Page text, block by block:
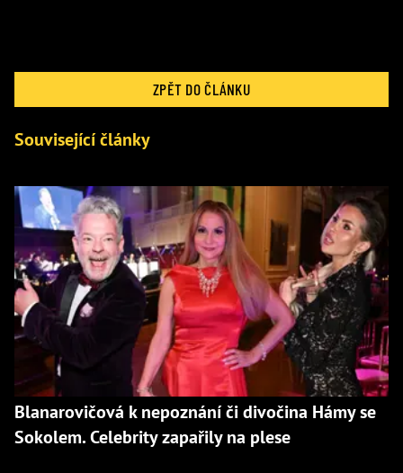
ZPĚT DO ČLÁNKU
Související články
Blanarovičová k nepoznání či divočina Hámy se
Sokolem. Celebrity zapařily na plese